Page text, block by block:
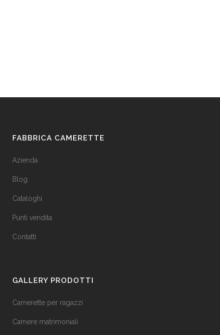
FABBRICA CAMERETTE
Azienda
Blog
Cataloghi
Punti vendita
Contatti
GALLERY PRODOTTI
Camerette per ragazzi
Camere matrimoniali